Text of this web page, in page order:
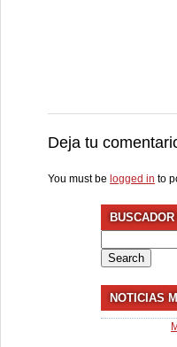
Deja tu
You must be logged in to
for:
NOTICIAS